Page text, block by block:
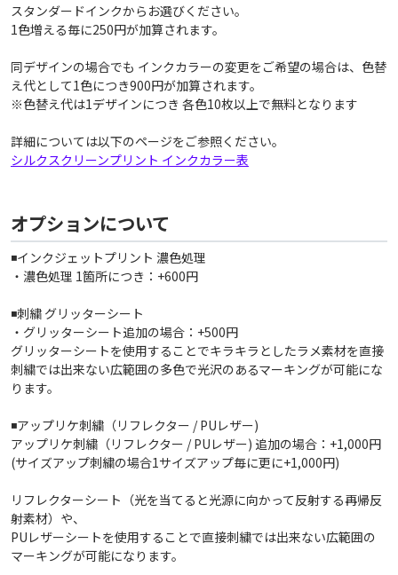
スタンダードインクからお選びください。
1色増える毎に250円が加算されます。
同デザインの場合でも インクカラーの変更をご希望の場合は、色替
え代として1色につき900円が加算されます。
※色替え代は1デザインにつき 各色10枚以上で無料となります
詳細については以下のページをご参照ください。
シルクスクリーンプリント インクカラー表
オプションについて
◾️インクジェットプリント 濃色処理
・濃色処理 1箇所につき：+600円
◾️刺繍 グリッターシート
・グリッターシート追加の場合：+500円
グリッターシートを使用することでキラキラとしたラメ素材を直接
刺繍では出来ない広範囲の多色で光沢のあるマーキングが可能にな
ります。
◾️アップリケ刺繍（リフレクター / PUレザー)
アップリケ刺繍（リフレクター / PUレザー) 追加の場合：+1,000円
(サイズアップ刺繍の場合1サイズアップ毎に更に+1,000円)
リフレクターシート（光を当てると光源に向かって反射する再帰反
射素材）や、
PUレザーシートを使用することで直接刺繍では出来ない広範囲の
マーキングが可能になります。